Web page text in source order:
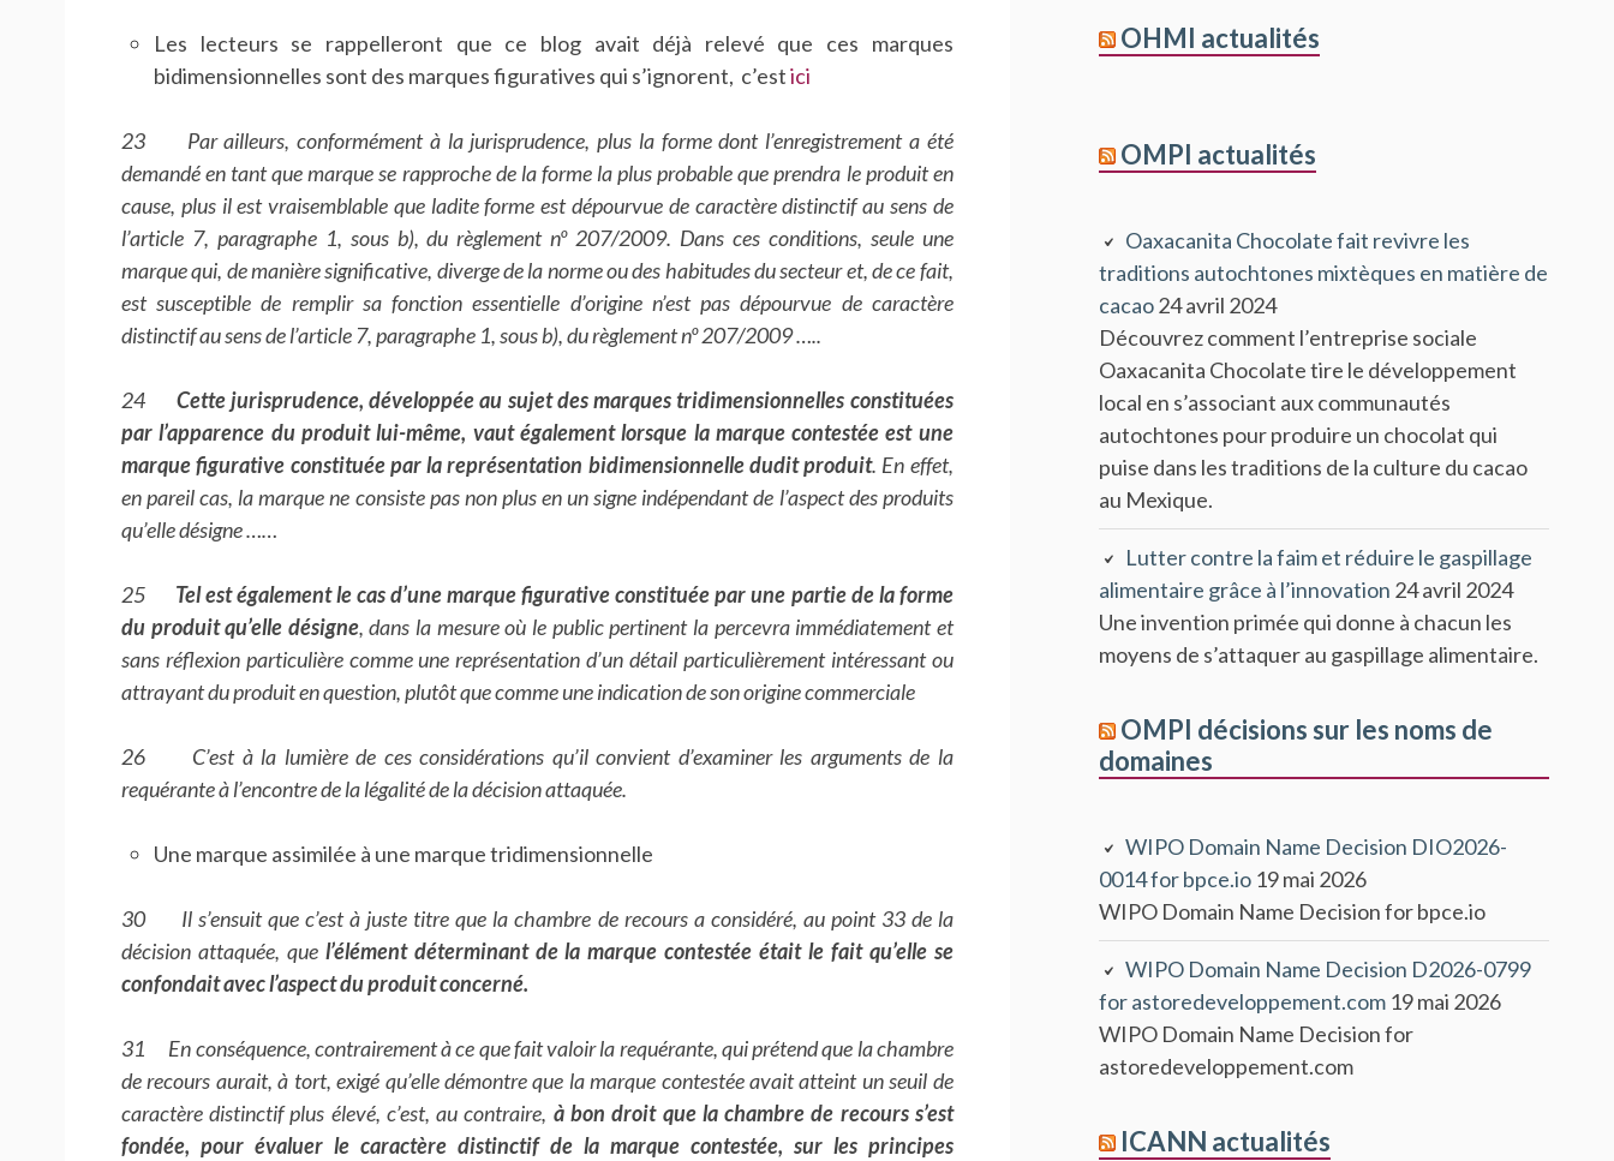
Les lecteurs se rappelleront que ce blog avait déjà relevé que ces marques
bidimensionnelles sont des marques figuratives qui s’ignorent, c’estici
23 Par ailleurs, conformément à la jurisprudence, plus la forme dont l’enregistrement a été
demandé en tant que marque se rapproche de la forme la plus probable que prendra le produit en
cause, plus il est vraisemblable que ladite forme est dépourvue de caractère distinctif au sens de
l’article 7, paragraphe 1, sous b), du règlement nº 207/2009. Dans ces conditions, seule une
marque qui, de manière significative, diverge de la norme ou des habitudes du secteur et, de ce fait,
est susceptible de remplir sa fonction essentielle d’origine n’est pas dépourvue de caractère
distinctif au sens de l’article 7, paragraphe 1, sous b), du règlement nº 207/2009 …..
24
Cette jurisprudence, développée au sujet des marques tridimensionnelles constituées
par l’apparence du produit lui-même, vaut également lorsque la marque contestée est une
marque figurative constituée par la représentation bidimensionnelle dudit produit. En effet,
en pareil cas, la marque ne consiste pas non plus en un signe indépendant de l’aspect des produits
qu’elle désigne ……
25 Tel est également le cas d’une marque figurative constituée par une partie de la forme
du produit qu’elle désigne, dans la mesure où le public pertinent la percevra immédiatement et
sans réflexion particulière comme une représentation d’un détail particulièrement intéressant ou
attrayant du produit en question, plutôt que comme une indication de son origine commerciale
26 C’est à la lumière de ces considérations qu’il convient d’examiner les arguments de la
requérante à l’encontre de la légalité de la décision attaquée.
Une marque assimilée à une marque tridimensionnelle
30 Il s’ensuit que c’est à juste titre que la chambre de recours a considéré, au point 33 de la
décision attaquée, que l’élément déterminant de la marque contestée était le fait qu’elle se
confondait avec l’aspect du produit concerné.
31 En conséquence, contrairement à ce que fait valoir la requérante, qui prétend que la chambre
de recours aurait, à tort, exigé qu’elle démontre que la marque contestée avait atteint un seuil de
caractère distinctif plus élevé, c’est, au contraire, à bon droit que la chambre de recours s’est
fondée, pour évaluer le caractère distinctif de la marque contestée, sur les principes
OHMI actualités
OMPI actualités
Oaxacanita Chocolate fait revivre les
traditions autochtones mixtèques en matière de
cacao24 avril 2024
Découvrez comment l’entreprise sociale
Oaxacanita Chocolate tire le développement
local en s’associant aux communautés
autochtones pour produire un chocolat qui
puise dans les traditions de la culture du cacao
au Mexique.
Lutter contre la faim et réduire le gaspillage
alimentaire grâce à l’innovation 24 avril 2024
Une invention primée qui donne à chacun les
moyens de s’attaquer au gaspillage alimentaire.
OMPI décisions sur les noms de
domaines
WIPO Domain Name Decision DIO2026-
0014 for bpce.io 19 mai 2026
WIPO Domain Name Decision for bpce.io
WIPO Domain Name Decision D2026-0799
for astoredeveloppement.com 19 mai 2026
WIPO Domain Name Decision for
astoredeveloppement.com
ICANN actualités